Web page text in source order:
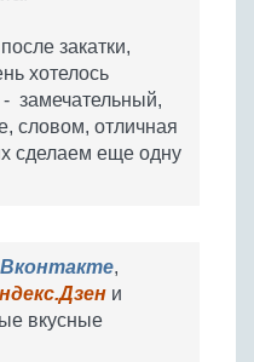
закатки,
хотелось
- замечательный,
словом, отличная
сделаем еще одну
Вконтакте,
и
вкусные